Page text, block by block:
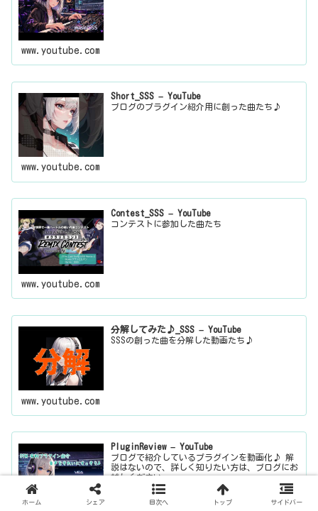
www.youtube.com
Short_SSS – YouTube
ブログのプラグイン紹介用に創った曲たち♪
www.youtube.com
Contest_SSS – YouTube
コンテストに参加した曲たち
www.youtube.com
分解してみた♪_SSS – YouTube
SSSの創った曲を分解した動画たち♪
www.youtube.com
PluginReview – YouTube
ブログで紹介しているプラグインを動画化♪ 解
説はないので、詳しく知りたい方は、ブログにお
越しください。
ホーム シェア 目次へ トップ サイドバー